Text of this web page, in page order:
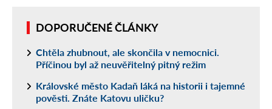
DOPORUČENÉ ČLÁNKY
Chtěla zhubnout, ale skončila v nemocnici.
Příčinou byl až neuvěřitelný pitný režim
Královské město Kadaň láká na historii i tajemné
pověsti. Znáte Katovu uličku?